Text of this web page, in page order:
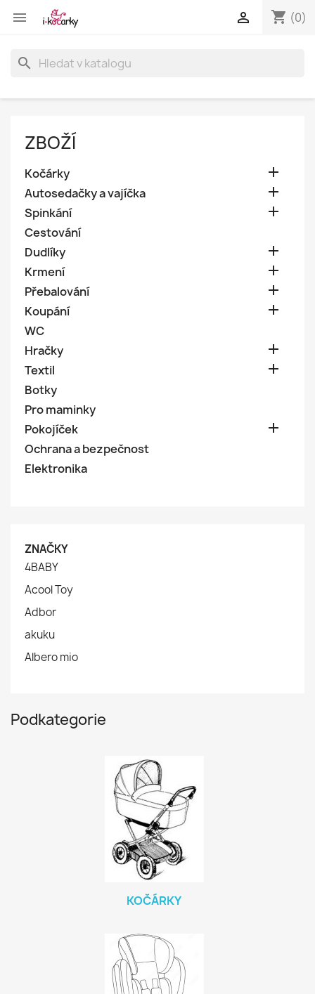
 shopping_cart (0)

search
ZBOŽÍ
Kočárky 
Autosedačky a vajíčka 
Spinkání 
Cestování
Dudlíky

Krmení 
Přebalování 
Koupání 
WC
Hračky

Textil 
Botky
Pro maminky
Pokojíček

Ochrana a bezpečnost
Elektronika
ZNAČKY
4BABY
Acool Toy
Adbor
akuku
Albero mio
Podkategorie
KOČÁRKY